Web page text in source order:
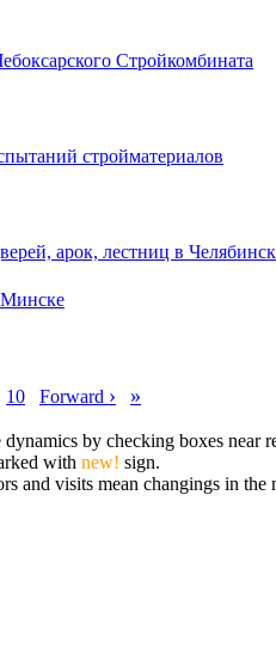
Стройкомбината
стройматериалов
арок, лестниц в
10 Forward › »
by checking boxes
with new! sign.
and visits mean changings in